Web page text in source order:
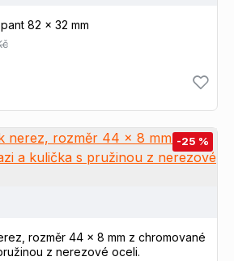
82 x 32 mm
-25 %
rozměr 44 x 8 mm z chromované
z nerezové oceli.